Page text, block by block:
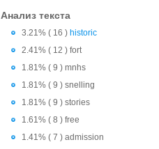
Анализ текста
3.21% ( 16 ) historic
2.41% ( 12 ) fort
1.81% ( 9 ) mnhs
1.81% ( 9 ) snelling
1.81% ( 9 ) stories
1.61% ( 8 ) free
1.41% ( 7 ) admission